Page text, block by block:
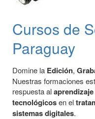
Cursos de
Paraguay
Domine la Edición,
Nuestras formaciones
respuesta alaprendizaje
tecnológicosen el
sistemas digitales.